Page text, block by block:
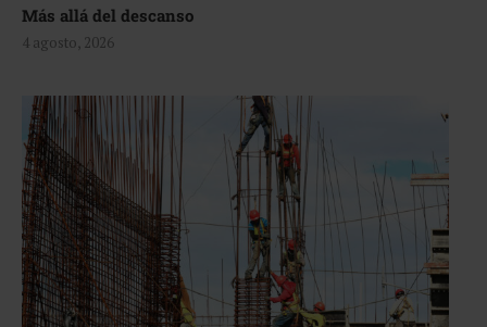
Más allá del descanso
4 agosto, 2026